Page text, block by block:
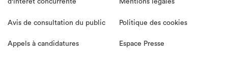
Avis de consultation du public
Appels à candidatures
Politique des cookies
Espace Presse